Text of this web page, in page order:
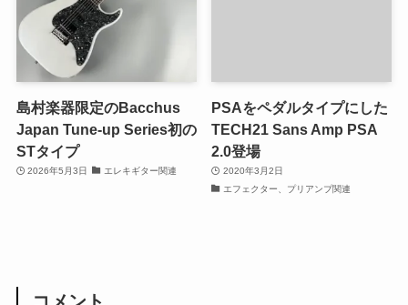
島村楽器限定のBacchus
Japan Tune-up Series初の
STタイプ
2026年5月3日 エレキギター関連
PSAをペダルタイプにした
TECH21 Sans Amp PSA
2.0登場
2020年3月2日
エフェクター、プリアンプ関連